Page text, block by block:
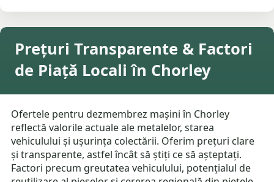
Prețuri Transparente & Factori
de Piață Locali în Chorley
Ofertele pentru dezmembrez mașini în Chorley
reflectă valorile actuale ale metalelor, starea
vehiculului și ușurința colectării. Oferim prețuri clare
și transparente, astfel încât să știți ce să așteptați.
Factori precum greutatea vehiculului, potențialul de